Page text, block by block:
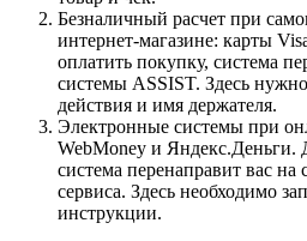
Безналичный расчет при
интернет-магазине: карты
оплатить покупку, система
системы ASSIST. Здесь
действия и имя держателя.
Электронные системы при
WebMoney и Яндекс.Деньги.
система перенаправит вас на
сервиса. Здесь необходимо
инструкции.